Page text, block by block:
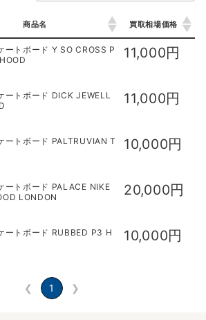
商品名 買取相場価格
商品名 買取相場価格
ートボード Y SO CROSS P
11,000円
ートボード DICK JEWELL
11,000円
ートボード PALTRUVIAN T
10,000円
ートボード PALACE NIKE
LONDON
20,000円
ートボード RUBBED P3 H
10,000円
❮ 1 ❯